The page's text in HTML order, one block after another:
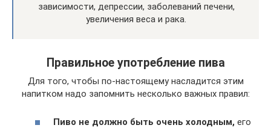
зависимости, депрессии, заболеваний печени,
увеличения веса и рака.
Правильное употребление пива
Для того, чтобы по-настоящему насладится этим
напитком надо запомнить несколько важных правил:
Пиво не должно быть очень холодным, его